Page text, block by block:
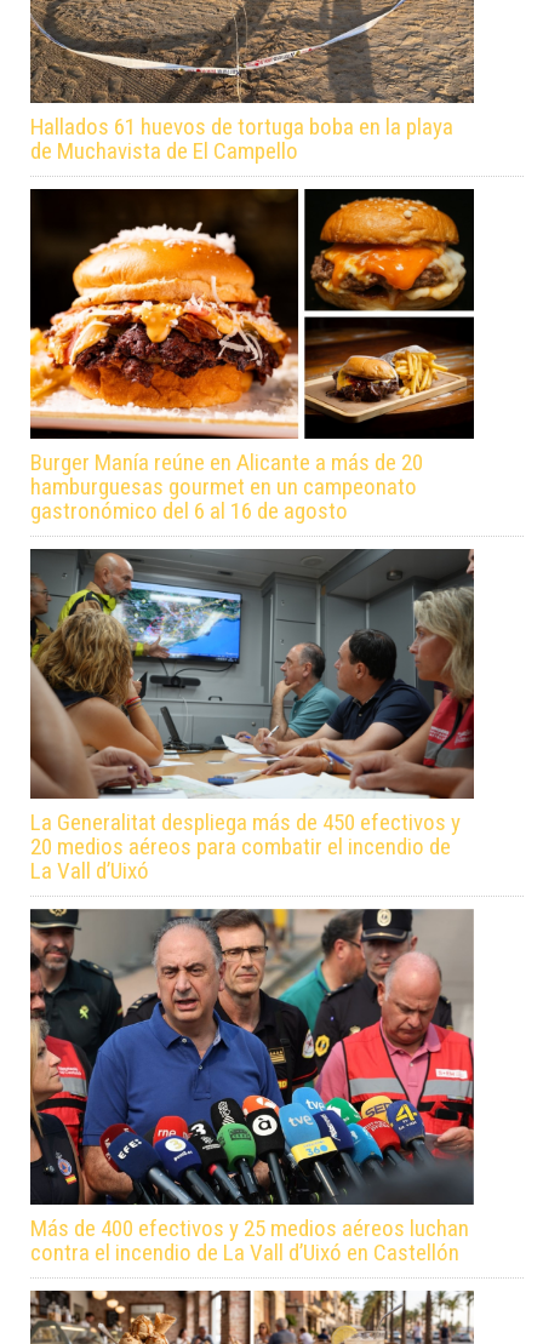
Hallados 61 huevos de tortuga boba en la playa
de Muchavista de El Campello
Burger Manía reúne en Alicante a más de 20
hamburguesas gourmet en un campeonato
gastronómico del 6 al 16 de agosto
La Generalitat despliega más de 450 efectivos y
20 medios aéreos para combatir el incendio de
La Vall d’Uixó
Más de 400 efectivos y 25 medios aéreos luchan
contra el incendio de La Vall d’Uixó en Castellón